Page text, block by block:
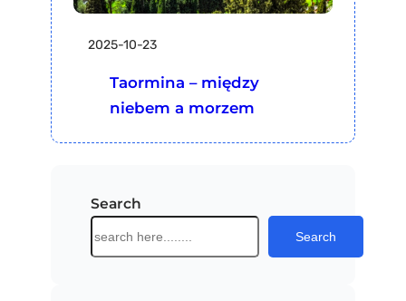
2025-10-23
Taormina – między
niebem a morzem
Search
Search